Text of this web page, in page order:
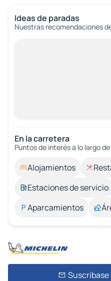
Ideas de paradas
Nuestras recomendaciones
En la carretera
Puntos de interés a lo largo
Alojamientos
Estaciones de servicio
Aparcamientos